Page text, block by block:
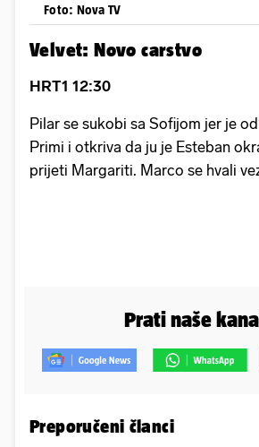
Foto: Nova TV
Velvet: Novo carstvo
HRT1 12:30
Pilar se sukobi sa Sofijom jer je
Primi i otkriva da ju je Esteban
prijeti Margariti. Marco se hvali
Prati naše
Preporučeni članci